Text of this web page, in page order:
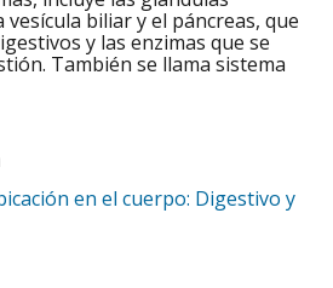
vesícula biliar y el páncreas, que
y las enzimas que se
También se llama sistema
en el cuerpo: Digestivo y